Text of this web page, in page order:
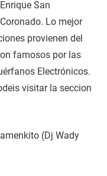
San
Lo mejor
provienen del
famosos por las
Electrónicos.
visitar la seccion
(Dj Wady